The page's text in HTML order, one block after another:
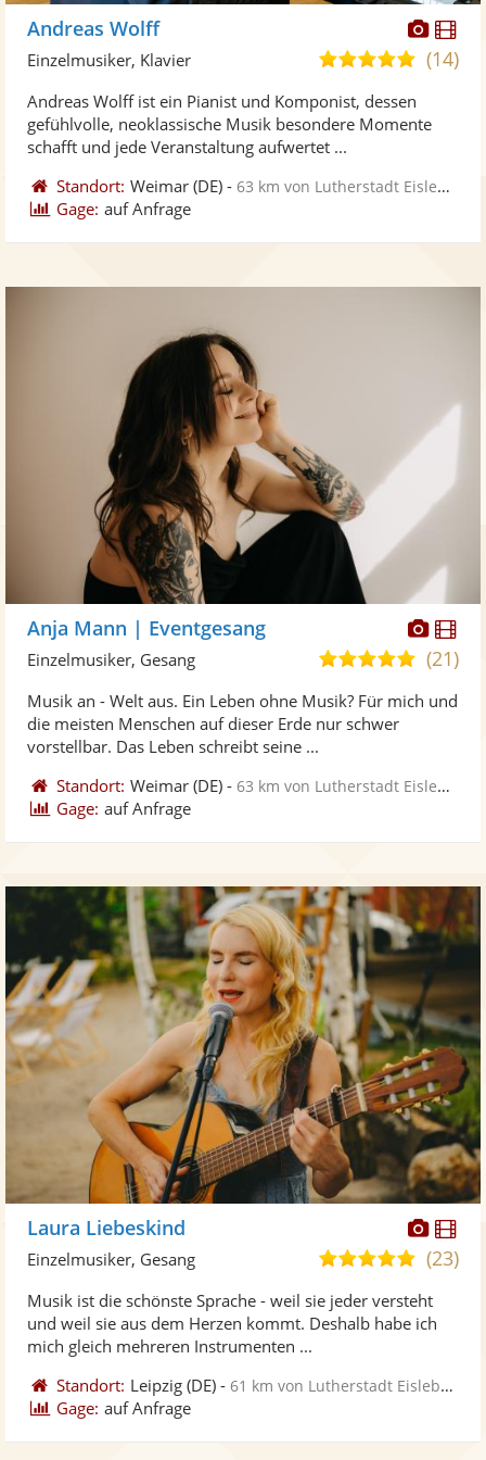
Andreas Wolff
5,0
5
(14)
Einzelmusiker, Klavier
Andreas Wolff ist ein Pianist und Komponist, dessen
gefühlvolle, neoklassische Musik besondere Momente
schafft und jede Veranstaltung aufwertet ...
Standort: Weimar (DE) -63 km von Lutherstadt Eisleben
Gage: auf Anfrage
Fotos
Anja Mann | Eventgesang
5,0
5
(21)
Einzelmusiker, Gesang
Musik an - Welt aus. Ein Leben ohne Musik? Für mich und
die meisten Menschen auf dieser Erde nur schwer
vorstellbar. Das Leben schreibt seine ...
Standort: Weimar (DE) -63 km von Lutherstadt Eisleben
Gage: auf Anfrage
Fotos
Laura Liebeskind
5,0
5
(23)
Einzelmusiker, Gesang
Musik ist die schönste Sprache - weil sie jeder versteht
und weil sie aus dem Herzen kommt. Deshalb habe ich
mich gleich mehreren Instrumenten ...
Standort: Leipzig (DE) -61 km von Lutherstadt Eisleben
Gage: auf Anfrage